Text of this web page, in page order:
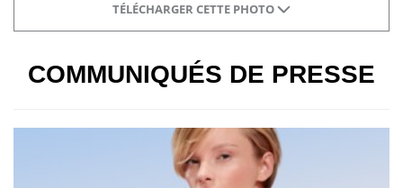
TÉLÉCHARGER CETTE PHOTO
COMMUNIQUÉS DE PRESSE